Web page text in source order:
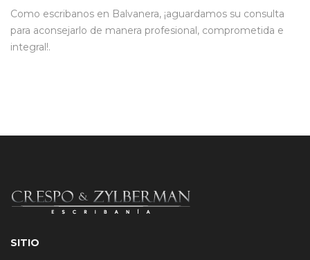
Como escribanos en Balvanera, ¡aguardamos su consulta
para aconsejarlo de manera profesional, comprometida e
integral!.
SITIO